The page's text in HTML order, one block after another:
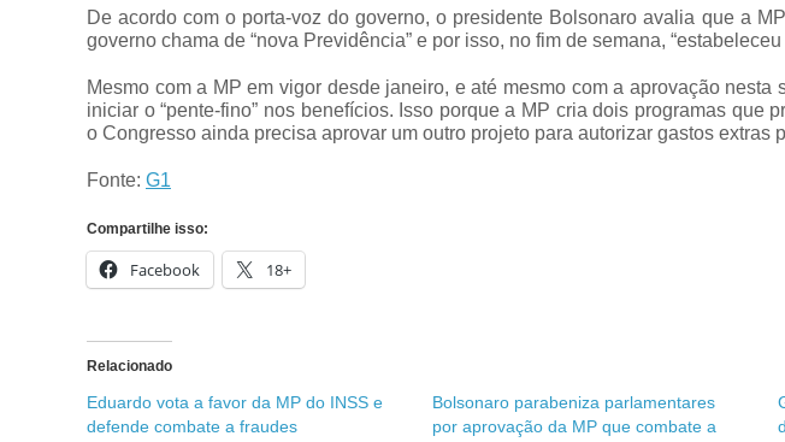
De acordo com o porta-voz do governo, o presidente Bolsonaro avalia que a
governo chama de “nova Previdência” e por isso, no fim de semana,
Mesmo com a MP em vigor desde janeiro, e até mesmo com a aprovação
iniciar o “pente-fino” nos benefícios. Isso porque a MP cria dois programas que
o Congresso ainda precisa aprovar um outro projeto para autorizar gastos extras
Fonte: G1
Compartilhe isso:
Facebook 18+
Relacionado
Eduardo vota a favor da MP do INSS e
defende combate a fraudes
Bolsonaro parabeniza parlamentares
por aprovação da MP que combate a